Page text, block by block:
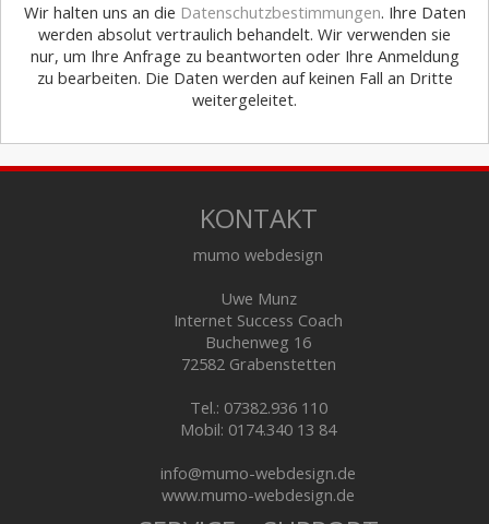
Wir halten uns an die Datenschutzbestimmungen. Ihre Daten
werden absolut vertraulich behandelt. Wir verwenden sie
nur, um Ihre Anfrage zu beantworten oder Ihre Anmeldung
zu bearbeiten. Die Daten werden auf keinen Fall an Dritte
weitergeleitet.
KONTAKT
mumo webdesign
Uwe Munz
Internet Success Coach
Buchenweg 16
72582 Grabenstetten
Tel.: 07382.936 110
Mobil: 0174.340 13 84
info@mumo-webdesign.de
www.mumo-webdesign.de